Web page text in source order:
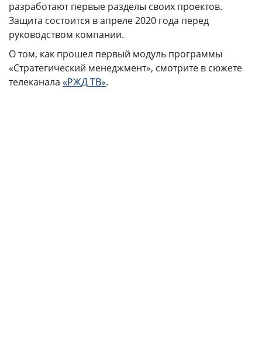
разработают первые разделы своих проектов.
Защита состоится в апреле 2020 года перед
руководством компании.
О том, как прошел первый модуль программы
«Стратегический менеджмент», смотрите в сюжете
телеканала «РЖД ТВ».